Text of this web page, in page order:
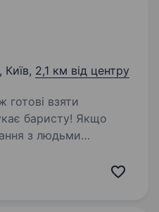
, Київ, 2,1 км від центру
готові взяти
з людьми
на тебе!